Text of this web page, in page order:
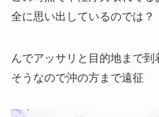
全に思い出しているのでは？
んでアッサリと目的地まで到
そうなので沖の方まで遠征